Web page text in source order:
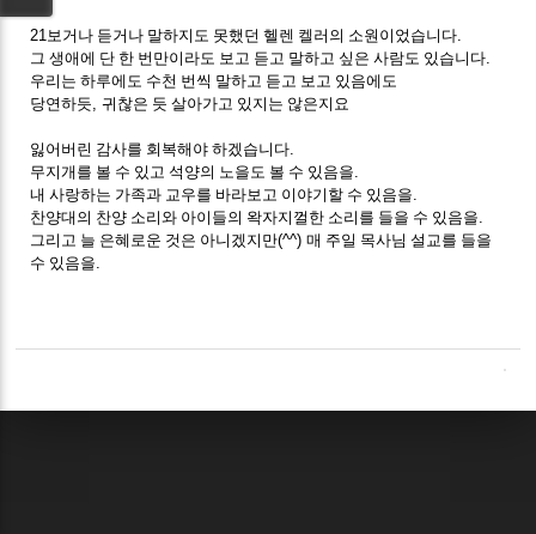
21 보거나 듣거나 말하지도 못했던 헬렌 켈러의 소원이었습니다
그 생애에 단 한 번만이라도 보고 듣고 말하고 싶은 사람도 있습니다
우리는 하루에도 수천 번씩 말하고 듣고 보고 있음에도
당연하듯 ,귀찮은 듯 살아가고 있지는 않은지요
잃어버린 감사를 회복해야 하겠습니다
무지개를 볼 수 있고 석양의 노을도 볼 수 있음을
내 사랑하는 가족과 교우를 바라보고 이야기할 수 있음을
찬양대의 찬양 소리와 아이들의 왁자지껄한 소리를 들을 수 있음을
그리고 늘 은혜로운 것은 아니겠지만(^^)매 주일 목사님 설교를 들을
수 있음을